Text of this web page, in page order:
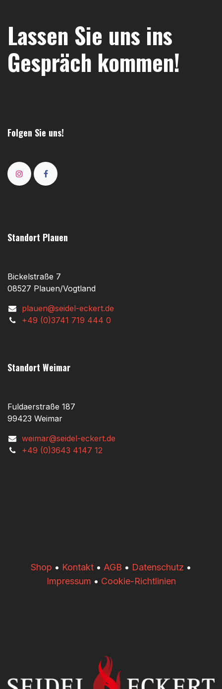
Lassen Sie uns ins
Gespräch kommen!
Folgen Sie uns!
Standort Plauen
Bickelstraße 7
08527 Plauen/Vogtland
plauen@seidel-eckert.de
+49 (0)3741 719 444 0
Standort Weimar
Fuldaerstraße 187
99423 Weimar
weimar@seidel-eckert.de
+49 (0)3643 4147 12
​​Shop • Kontakt • AGB • Datenschutz •
Impressum • Cookie-Richtlinien